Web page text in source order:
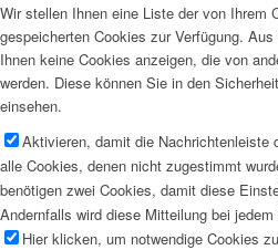
Wir stellen Ihnen eine Liste der von Ihrem
gespeicherten Cookies zur Verfügung.
Ihnen keine Cookies anzeigen, die von
werden. Diese können Sie in den
einsehen.
Aktivieren, damit die Nachrichtenleiste
alle Cookies, denen nicht zugestimmt
benötigen zwei Cookies, damit diese
Andernfalls wird diese Mitteilung bei
Hier klicken, um notwendige Cookies